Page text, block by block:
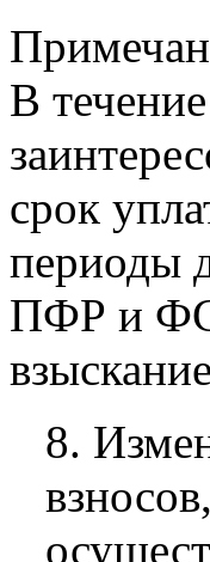
В
срок
периоды
ПФР и
8.